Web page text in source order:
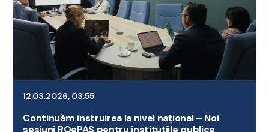
12.03.2026, 03:55
Continuăm instruirea la nivel național – Noi
sesiuni ROePAS pentru instituțiile publice